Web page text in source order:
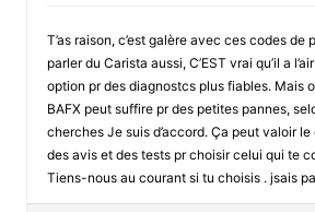
T’as raison, c’est galère avec ces codes de
parler du Carista aussi, C’EST vrai qu’il a
option pr des diagnostcs plus fiables. Mais
BAFX peut suffire pr des petites pannes,
cherches Je suis d’accord. Ça peut valoir
des avis et des tests pr choisir celui qui te
Tiens-nous au courant si tu choisis . jsais